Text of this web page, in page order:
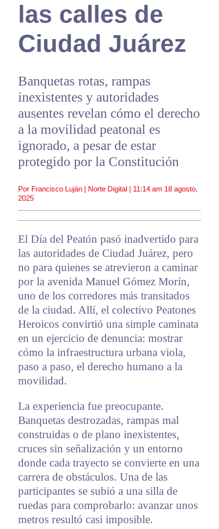
las calles de
Ciudad Juárez
Banquetas rotas, rampas
inexistentes y autoridades
ausentes revelan cómo el derecho
a la movilidad peatonal es
ignorado, a pesar de estar
protegido por la Constitución
Por Francisco Luján | Norte Digital | 11:14 am 18 agosto,
2025
El Día del Peatón pasó inadvertido para
las autoridades de Ciudad Juárez, pero
no para quienes se atrevieron a caminar
por la avenida Manuel Gómez Morín,
uno de los corredores más transitados
de la ciudad. Allí, el colectivo Peatones
Heroicos convirtió una simple caminata
en un ejercicio de denuncia: mostrar
cómo la infraestructura urbana viola,
paso a paso, el derecho humano a la
movilidad.
La experiencia fue preocupante.
Banquetas destrozadas, rampas mal
construidas o de plano inexistentes,
cruces sin señalización y un entorno
donde cada trayecto se convierte en una
carrera de obstáculos. Una de las
participantes se subió a una silla de
ruedas para comprobarlo: avanzar unos
metros resultó casi imposible.